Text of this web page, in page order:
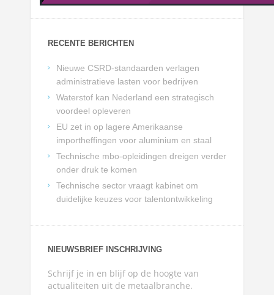
RECENTE BERICHTEN
Nieuwe CSRD-standaarden verlagen
administratieve lasten voor bedrijven
Waterstof kan Nederland een strategisch
voordeel opleveren
EU zet in op lagere Amerikaanse
importheffingen voor aluminium en staal
Technische mbo-opleidingen dreigen verder
onder druk te komen
Technische sector vraagt kabinet om
duidelijke keuzes voor talentontwikkeling
NIEUWSBRIEF INSCHRIJVING
Schrijf je in en blijf op de hoogte van
actualiteiten uit de metaalbranche.